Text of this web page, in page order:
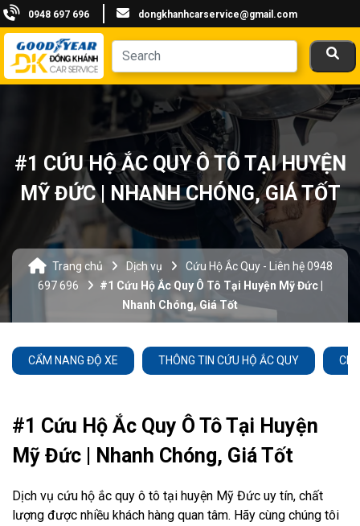
0948 697 696 dongkhanhcarservice@gmail.com
#1 CỨU HỘ ẮC QUY Ô TÔ TẠI HUYỆN
MỸ ĐỨC | NHANH CHÓNG, GIÁ TỐT
Trang chủ Dịch vụ
Cứu Hộ Ắc Quy - Liên hệ 0948
697 696
#1 Cứu Hộ Ắc Quy Ô Tô Tại Huyện Mỹ Đức |
Nhanh Chóng, Giá Tốt
CẨM NANG ĐỘ XE THÔNG TIN CỨU HỘ ẮC QUY
#1 Cứu Hộ Ắc Quy Ô Tô Tại Huyện
Mỹ Đức | Nhanh Chóng, Giá Tốt
Dịch vụ cứu hộ ắc quy ô tô tại huyện Mỹ Đức uy tín, chất
lượng được nhiều khách hàng quan tâm. Hãy cùng chúng tôi